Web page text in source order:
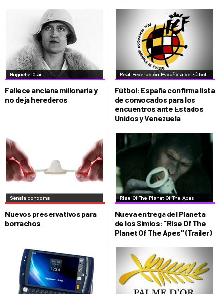
Fallece anciana millonaria y
no deja herederos
Fútbol: España confirma lista
de convocados para los
encuentros ante Estados
Unidos y Venezuela
Nuevos preservativos para
borrachos
Nueva entrega del Planeta
de los Simios: "Rise Of The
Planet Of The Apes" (Trailer)